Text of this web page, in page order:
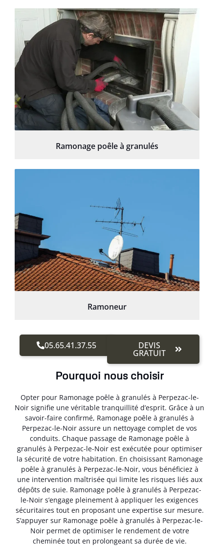
Ramonage poêle à granulés
Ramoneur
05.65.41.37.55 DEVIS
GRATUIT
Pourquoi nous choisir
Opter pour Ramonage poêle à granulés à Perpezac-le-
Noir signifie une véritable tranquillité d’esprit. Grâce à un
savoir-faire confirmé, Ramonage poêle à granulés à
Perpezac-le-Noir assure un nettoyage complet de vos
conduits. Chaque passage de Ramonage poêle à
granulés à Perpezac-le-Noir est exécutée pour optimiser
la sécurité de votre habitation. En choisissant Ramonage
poêle à granulés à Perpezac-le-Noir, vous bénéficiez à
une intervention maîtrisée qui limite les risques liés aux
dépôts de suie. Ramonage poêle à granulés à Perpezac-
le-Noir s’engage pleinement à appliquer les exigences
sécuritaires tout en proposant une expertise sur mesure.
S’appuyer sur Ramonage poêle à granulés à Perpezac-le-
Noir permet de optimiser le rendement de votre
cheminée tout en prolongeant sa durée de vie.